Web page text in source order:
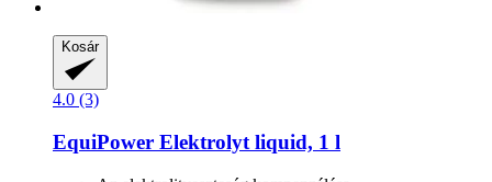
Kosár
4.0 (3)
EquiPower Elektrolyt liquid, 1 l